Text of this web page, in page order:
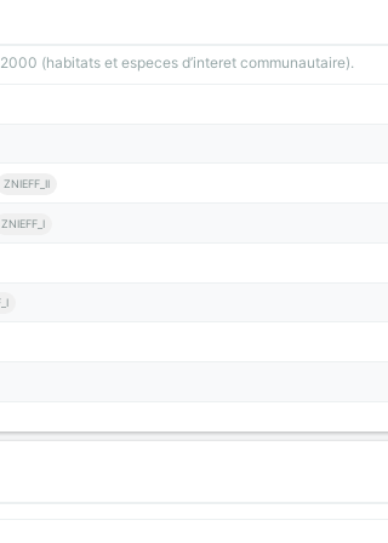
(habitats et especes d’interet communautaire).
ZNIEFF_II
ZNIEFF_I